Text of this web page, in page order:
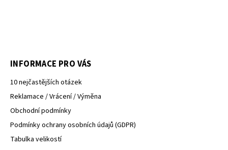
INFORMACE PRO VÁS
10 nejčastějších otázek
Reklamace / Vrácení / Výměna
Obchodní podmínky
Podmínky ochrany osobních údajů (GDPR)
Tabulka velikostí